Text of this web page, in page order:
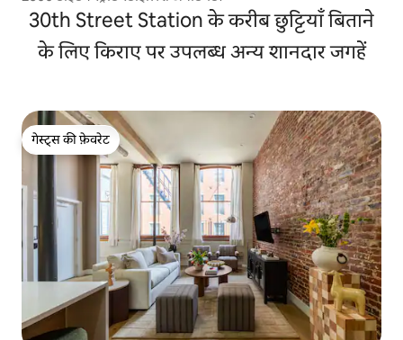
30th Street Station के करीब छुट्टियाँ बिताने
के लिए किराए पर उपलब्ध अन्य शानदार जगहें
गेस्ट्स की फ़ेवरेट
गेस्ट्स की फ़ेवरेट